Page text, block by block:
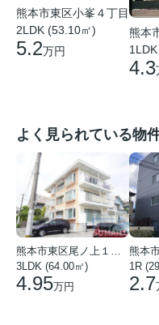
熊本市東区小峯４丁目
2LDK (53.10㎡)
5.2万円
熊本
4.3
よく見られている物
熊本市東区尾ノ上１丁目
3LDK (64.00㎡)
4.95万円
1R
2.7